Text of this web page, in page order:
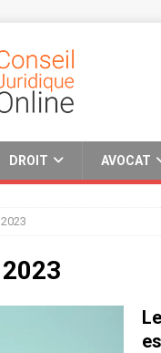
DROIT AVOCAT
2023
2023